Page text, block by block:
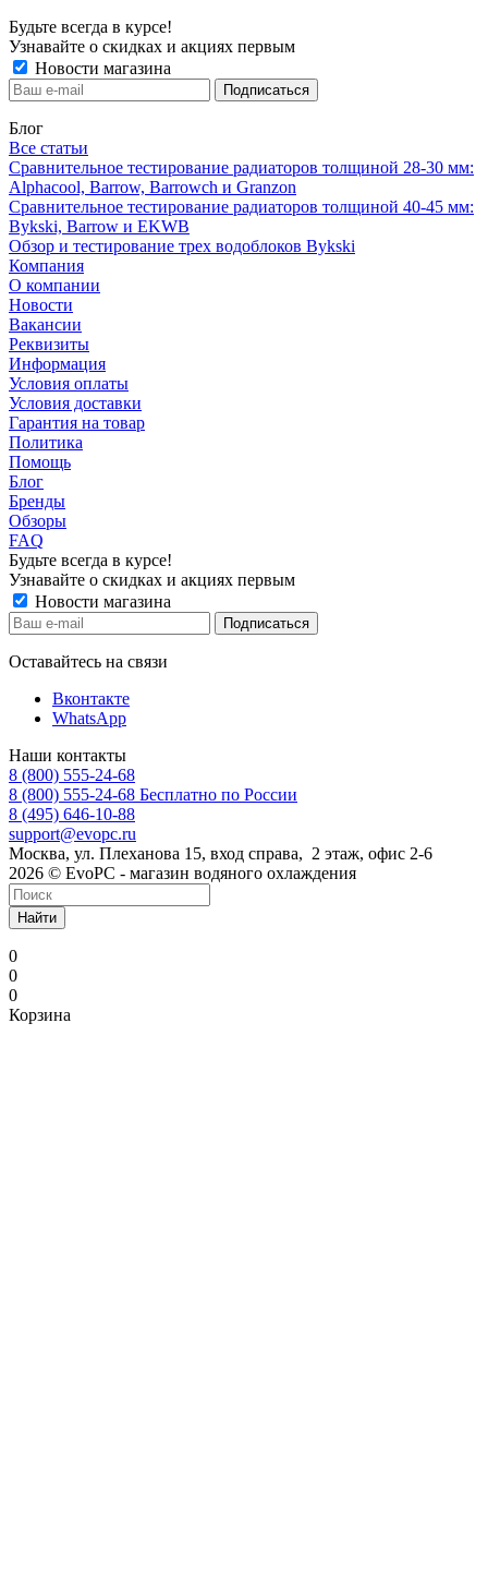
Будьте всегда в курсе!
Узнавайте о скидках и акциях первым
Новости магазина
Блог
Все статьи
Сравнительное тестирование радиаторов толщиной 28-30 мм:
Alphacool, Barrow, Barrowch и Granzon
Сравнительное тестирование радиаторов толщиной 40-45 мм:
Bykski, Barrow и EKWB
Обзор и тестирование трех водоблоков Bykski
Компания
О компании
Новости
Вакансии
Реквизиты
Информация
Условия оплаты
Условия доставки
Гарантия на товар
Политика
Помощь
Блог
Бренды
Обзоры
FAQ
Будьте всегда в курсе!
Узнавайте о скидках и акциях первым
Новости магазина
Оставайтесь на связи
Вконтакте
WhatsApp
Наши контакты
8 (800) 555-24-68
8 (800) 555-24-68 Бесплатно по России
8 (495) 646-10-88
support@evopc.ru
Москва, ул. Плеханова 15, вход справа, 2 этаж, офис 2-6
2026 © EvoPC - магазин водяного охлаждения
Найти
0
0
0
Корзина